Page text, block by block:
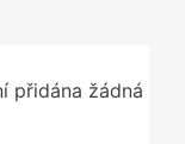
přidána žádná